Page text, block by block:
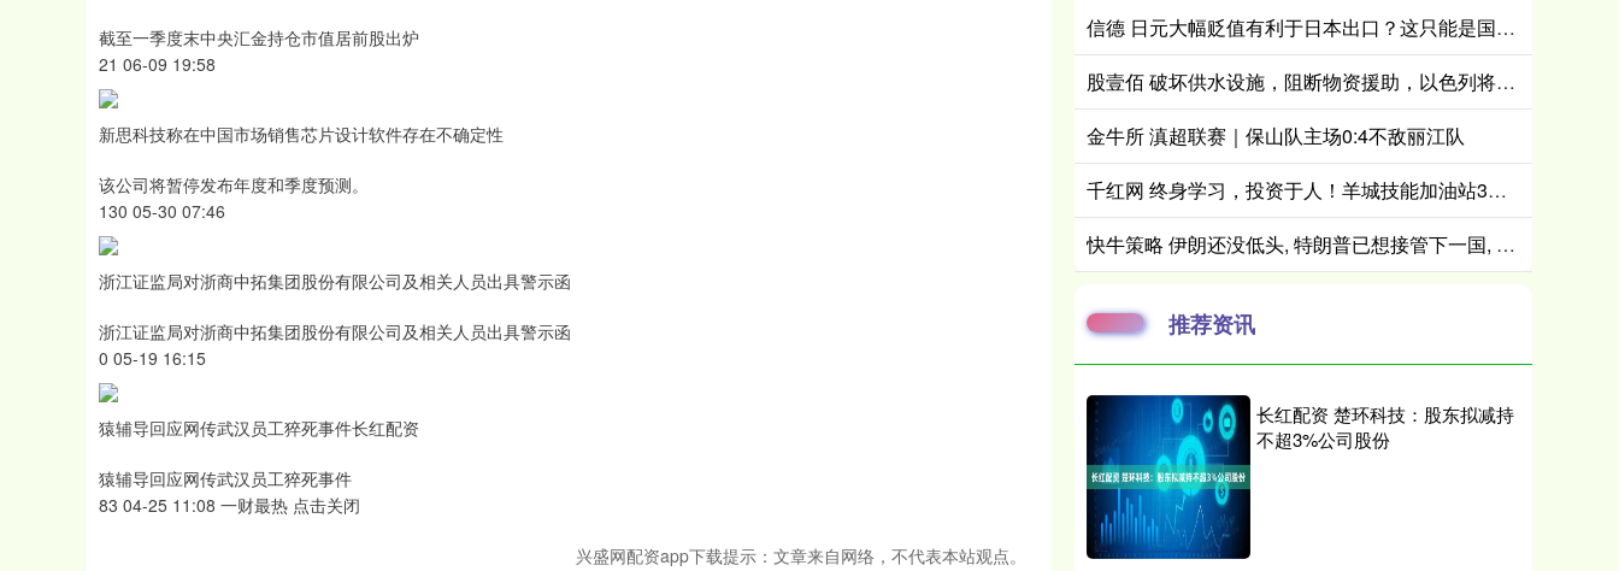
截至一季度末中央汇金持仓市值居前股出炉
21 06-09 19:58
新思科技称在中国市场销售芯片设计软件存在不确定性
该公司将暂停发布年度和季度预测。
130 05-30 07:46
浙江证监局对浙商中拓集团股份有限公司及相关人员出具警示函
浙江证监局对浙商中拓集团股份有限公司及相关人员出具警示函
0 05-19 16:15
猿辅导回应网传武汉员工猝死事件长红配资
猿辅导回应网传武汉员工猝死事件
83 04-25 11:08 一财最热 点击关闭
兴盛网配资app下载提示：文章来自网络，不代表本站观点。
信德 日元大幅贬值有利于日本出口？这只能是国内精日群体的幻想
股壹佰 破坏供水设施，阻断物资援助，以色列将水资源武器化被多方批评
金牛所 滇超联赛｜保山队主场0:4不敌丽江队
千红网 终身学习，投资于人！羊城技能加油站3月课程上新
快牛策略 伊朗还没低头, 特朗普已想接管下一国, 名单公开, 又是中方友国
推荐资讯
长红配资 楚环科技：股东拟减持
不超3%公司股份